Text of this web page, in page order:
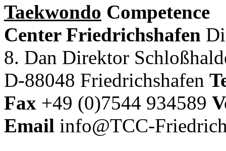
Taekwondo Competence
Center Friedrichshafen
8. Dan Direktor
D-88048 Friedrichshafen
Fax +49 (0)7544 934589
Email info@TCC-